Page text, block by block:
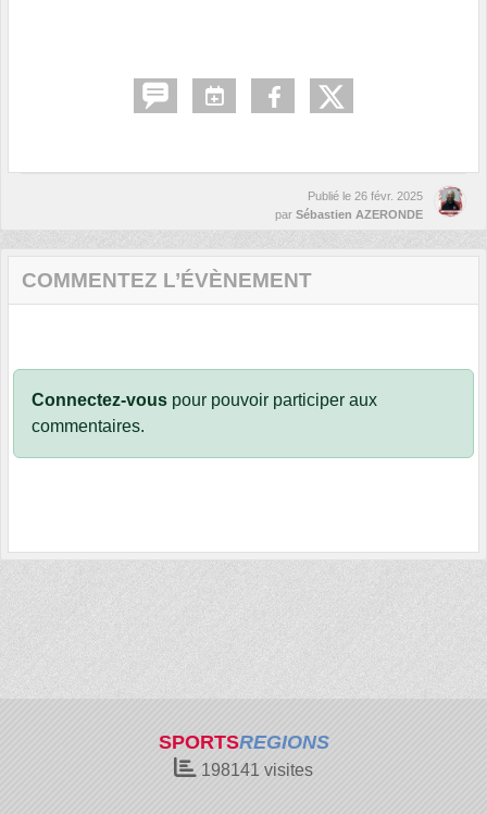
Publié le 26 févr. 2025
par Sébastien AZERONDE
COMMENTEZ L’ÉVÈNEMENT
Connectez-vous pour pouvoir participer aux
commentaires.
SPORTSREGIONS
198141 visites